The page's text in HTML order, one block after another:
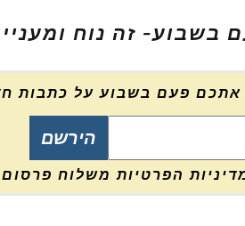
זה נוח
אתכם פעם בשבוע על כתבות
הפרטיות משלוח פרסום